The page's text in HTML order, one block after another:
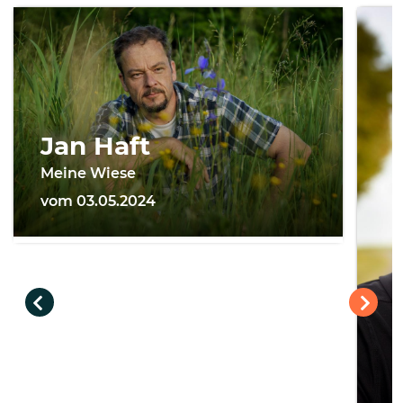
Jan Haft
Meine Wiese
vom 03.05.2024